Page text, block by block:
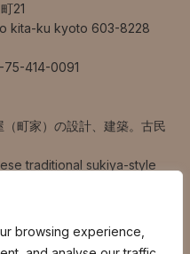
browsing experience,
21
kita-ku kyoto 603-8228
414-0091
町家）の設計、建築。古民
traditional sukiya-style
良、滋賀を中心に、海外、
す。